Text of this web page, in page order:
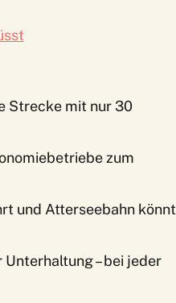
Strecke mit nur 30
zum
und Atterseebahn könnt
– bei jeder